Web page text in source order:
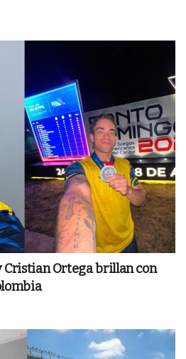
Cristian Ortega brillan con